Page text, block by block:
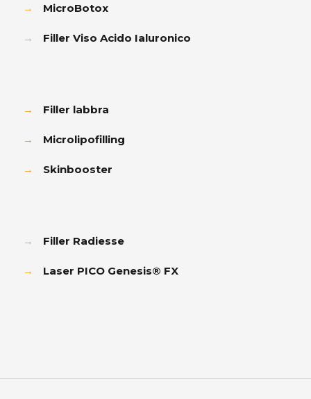
→ MicroBotox
→ Filler Viso Acido Ialuronico
→ Filler labbra
→ Microlipofilling
→ Skinbooster
→ Filler Radiesse
→ Laser PICO Genesis® FX